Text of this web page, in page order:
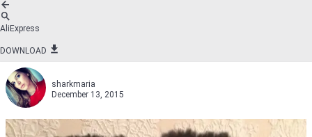
AliExpress
DOWNLOAD
sharkmaria
December 13, 2015